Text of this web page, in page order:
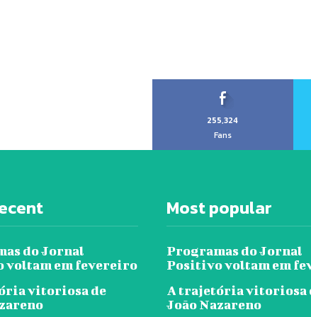
255,324
Fans
do Jornal
voltam em fevereiro
vitoriosa de
Most popular
Programas do Jornal
Positivo voltam em
A trajetória vitoriosa
João Nazareno